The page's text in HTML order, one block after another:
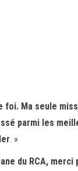
foi. Ma seule
parmi les
. »
du RCA, merci